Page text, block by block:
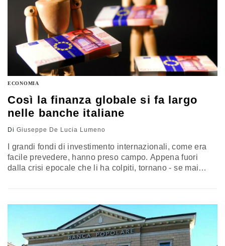
ECONOMIA
Così la finanza globale si fa largo
nelle banche italiane
Di Giuseppe De Lucia Lumeno
I grandi fondi di investimento internazionali, come era
facile prevedere, hanno preso campo. Appena fuori
dalla crisi epocale che li ha colpiti, tornano - se mai
relativamente alle banche maggiori sia a quelle di…